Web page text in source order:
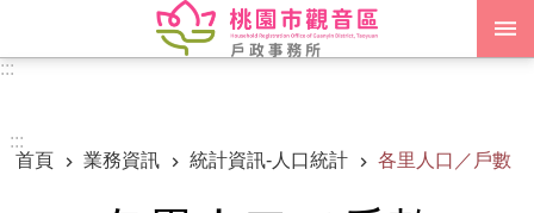
跳到主要內容區塊
:::
:::
首頁
業務資訊 統計資訊-人口統計 各里人口／戶數